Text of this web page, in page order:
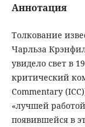
Аннотация
Толкование
Чарльза
увидело свет в
критический
Commentary
«лучшей
появившейся в